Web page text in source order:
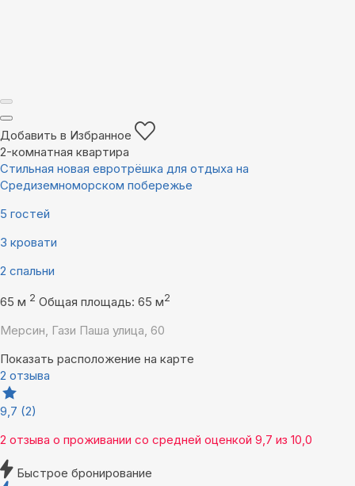
Добавить в Избранное
2-комнатная квартира
Стильная новая евротрёшка для отдыха на
Средиземноморском побережье
5 гостей
3 кровати
2 спальни
65 м 2 Общая площадь: 65 м2
Мерсин, Гази Паша улица, 60
Показать расположение на карте
2 отзыва
9,7 (2)
2 отзыва о проживании со средней оценкой 9,7 из 10,0
Быстрое бронирование